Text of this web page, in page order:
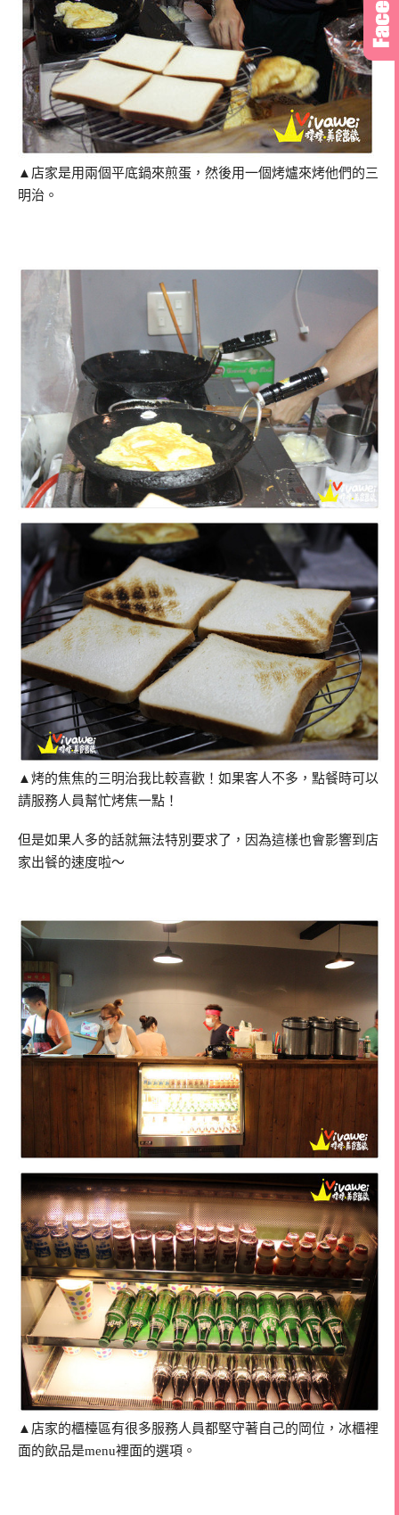
▲店家是用兩個平底鍋來煎蛋，然後用一個烤爐來烤他們的三
明治。
▲烤的焦焦的三明治我比較喜歡！如果客人不多，點餐時可以
請服務人員幫忙烤焦一點！
但是如果人多的話就無法特別要求了，因為這樣也會影響到店
家出餐的速度啦～
▲店家的櫃檯區有很多服務人員都堅守著自己的岡位，冰櫃裡
面的飲品是menu裡面的選項。